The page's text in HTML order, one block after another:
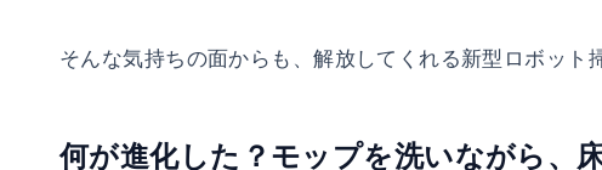
そんな気持ちの面からも、解放してくれる新型ロボット
何が進化した？モップを洗いながら、